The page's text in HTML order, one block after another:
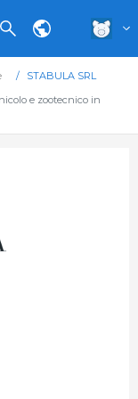
STABULA SRL
e zootecnico in